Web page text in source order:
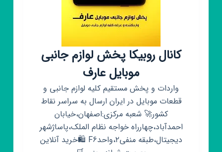
کانال روبیکا پخش لوازم جانبی
موبایل عارف
واردات و پخش مستقیم کلیه لوازم جانبی و
قطعات موبایل در ایران ارسال به سراسر نقاط
کشور🚀 شعبه مرکزی:اصفهان،خیابان
احمدآباد،چهارراه خواجه نظام الملک،پاساژشهر
دیجیتال،طبقه منفی۲،واحدF6 🛍خرید آنلاین